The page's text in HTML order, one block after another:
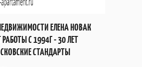
ЕЛЕНА НОВАК
С 1994Г - 30 ЛЕТ
СТАНДАРТЫ